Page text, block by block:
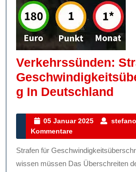
Verkehrssünden:
G In Deutschland
Für
In
05 Januar 2025
05
2025
Kommentare
Strafen für Geschwindigkeitsüberschreitung: Was Sie
wissen müssen Das Überschreiten